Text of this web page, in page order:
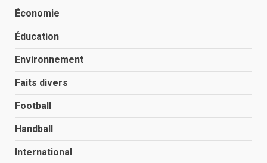
Économie
Éducation
Environnement
Faits divers
Football
Handball
International